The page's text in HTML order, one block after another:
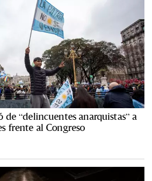
de “delincuentes anarquistas” a
frente al Congreso